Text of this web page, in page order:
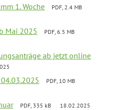
1. Woche
PDF, 2.4 MB
Mai 2025
PDF, 6.5 MB
ab jetzt online
PDF, 10 MB
PDF, 335 kB 18.02.2025